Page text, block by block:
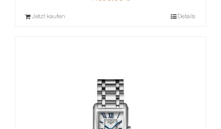
Jetzt kaufen Details